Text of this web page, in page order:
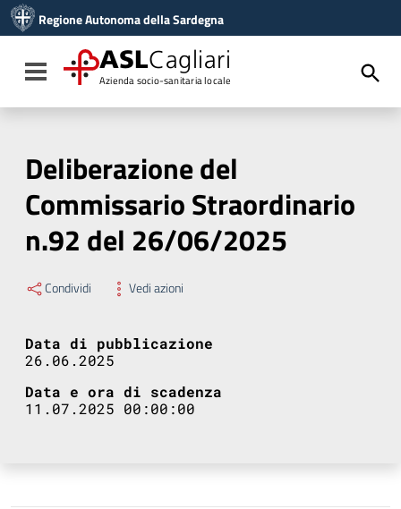
Vai al menu di navigazione
Vai al footer
Regione Autonoma della Sardegna
Toggle navigation
ASLCagliari
Azienda socio-sanitaria locale
Deliberazione del
Commissario Straordinario
n.92 del 26/06/2025
Condividi Vedi azioni
Data di pubblicazione
26.06.2025
Data e ora di scadenza
11.07.2025 00:00:00